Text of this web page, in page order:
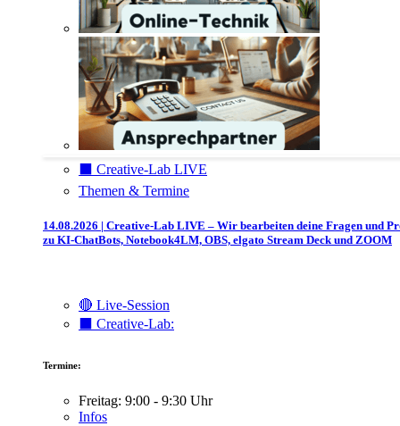
⬛️ Creative-Lab LIVE
Themen & Termine
14.08.2026 | Creative-Lab LIVE – Wir bearbeiten deine Fragen und
zu KI-ChatBots, Notebook4LM, OBS, elgato Stream Deck und ZOOM
🔴 Live-Session
⬛️ Creative-Lab:
Termine:
Freitag: 9:00 - 9:30 Uhr
Infos